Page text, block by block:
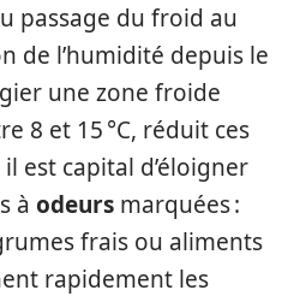
passage du froid au
de l’humidité depuis le
une zone froide
8 et 15 °C, réduit ces
est capital d’éloigner
à odeurs marquées :
frais ou aliments
rapidement les